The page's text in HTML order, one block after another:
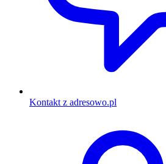
Kontakt z adresowo.pl